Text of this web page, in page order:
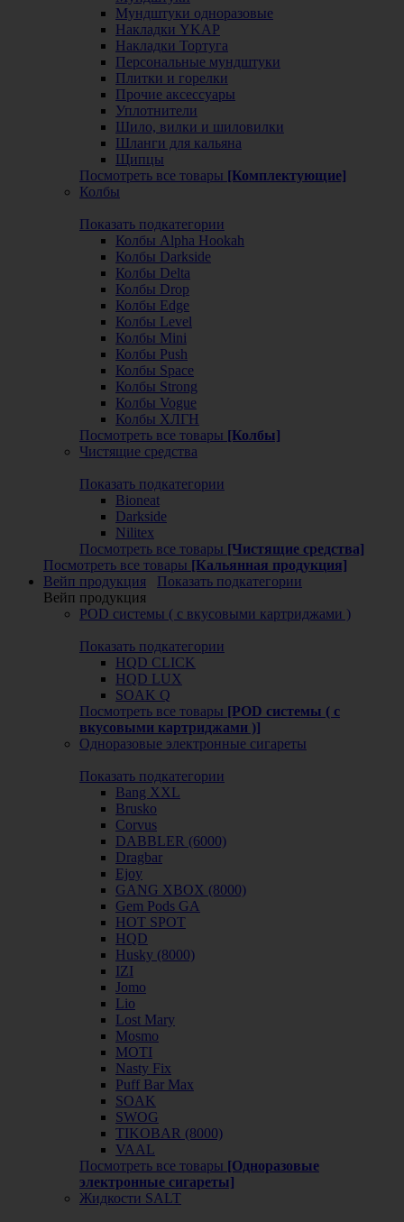
Мундштуки одноразовые
Накладки YKAP
Накладки Тортуга
Персональные мундштуки
Плитки и горелки
Прочие аксессуары
Уплотнители
Шило, вилки и шиловилки
Шланги для кальяна
Щипцы
Посмотреть все товары [Комплектующие]
Колбы
Показать подкатегории
Колбы Alpha Hookah
Колбы Darkside
Колбы Delta
Колбы Drop
Колбы Edge
Колбы Level
Колбы Mini
Колбы Push
Колбы Space
Колбы Strong
Колбы Vogue
Колбы ХЛГН
Посмотреть все товары [Колбы]
Чистящие средства
Показать подкатегории
Bioneat
Darkside
Nilitex
Посмотреть все товары [Чистящие средства]
Посмотреть все товары [Кальянная продукция]
Вейп продукция
Показать подкатегории
Вейп продукция
POD системы ( с вкусовыми картриджами )
Показать подкатегории
HQD CLICK
HQD LUX
SOAK Q
Посмотреть все товары [POD системы ( с
вкусовыми картриджами )]
Одноразовые электронные сигареты
Показать подкатегории
Bang XXL
Brusko
Corvus
DABBLER (6000)
Dragbar
Ejoy
GANG XBOX (8000)
Gem Pods GA
HOT SPOT
HQD
Husky (8000)
IZI
Jomo
Lio
Lost Mary
Mosmo
MOTI
Nasty Fix
Puff Bar Max
SOAK
SWOG
TIKOBAR (8000)
VAAL
Посмотреть все товары [Одноразовые
электронные сигареты]
Жидкости SALT